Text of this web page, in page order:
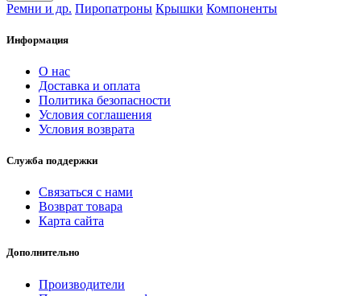
Ремни и др. Пиропатроны Крышки Компоненты
Информация
О нас
Доставка и оплата
Политика безопасности
Условия соглашения
Условия возврата
Служба поддержки
Связаться с нами
Возврат товара
Карта сайта
Дополнительно
Производители